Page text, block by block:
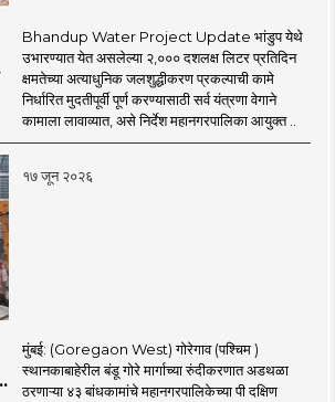
Bhandup Water Project Update भांडुप येथे
उभारण्यात येत असलेल्या २,००० दशलक्ष लिटर प्रतिदिन
क्षमतेच्या अत्याधुनिक जलशुद्धीकरण प्रकल्पाची कामे
निर्धारित मुदतीपूर्वी पूर्ण करण्यासाठी सर्व यंत्रणा वेगाने
कामाला लावाव्यात, असे निर्देश महानगरपालिका आयुक्त ..
१७ जून २०२६
मुंबई: (Goregaon West) गोरेगाव (पश्चिम )
स्थानकाबाहेरील बंडू गोरे मार्गाच्या रुंदीकरणात अडथळा
ठरणाऱ्या ४३ बांधकामांचे महानगरपालिकेच्या पी दक्षिण